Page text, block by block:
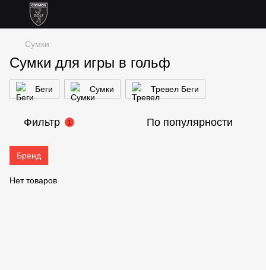
Сумки
Сумки для игры в гольф
Беги Сумки Тревел Беги
Фильтр 1 По популярности
Бренд
Нет товаров